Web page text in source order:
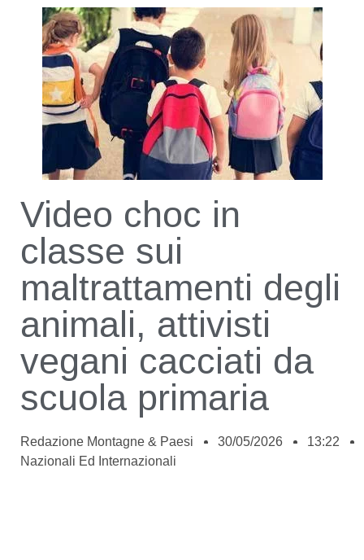
Video choc in
classe sui
maltrattamenti degli
animali, attivisti
vegani cacciati da
scuola primaria
Redazione Montagne & Paesi 30/05/2026
13:22
Nazionali Ed Internazionali